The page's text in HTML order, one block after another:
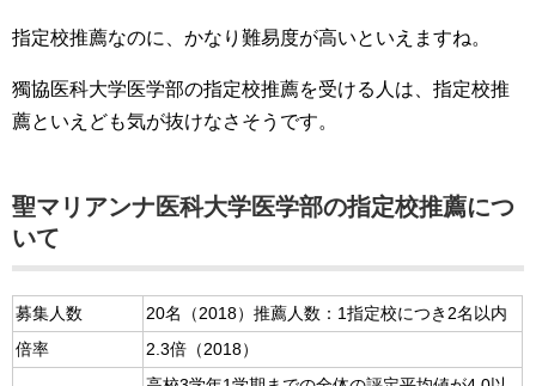
指定校推薦なのに、かなり難易度が高いといえますね。
獨協医科大学医学部の指定校推薦を受ける人は、指定校推
薦といえども気が抜けなさそうです。
聖マリアンナ医科大学医学部の指定校推薦につ
いて
募集人数
20名（2018）推薦人数：1指定校につき2名以内
倍率
2.3倍（2018）